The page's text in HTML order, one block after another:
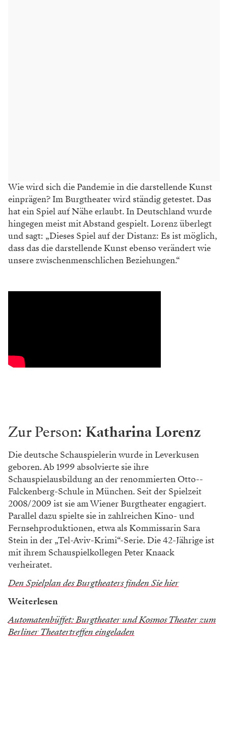
Wie wird sich die Pandemie in die darstellende Kunst
einprägen? Im Burgtheater wird ständig getestet. Das
hat ein Spiel auf Nähe erlaubt. In Deutschland wurde
hingegen meist mit Abstand gespielt. Lorenz überlegt
und sagt: „Dieses Spiel auf der Distanz: Es ist möglich,
dass das die darstellende Kunst ebenso verändert wie
unsere zwischenmenschlichen Beziehungen.“
Zur Person: Katharina Lorenz
Die deutsche Schauspielerin wurde in Leverkusen
geboren. Ab 1999 ­absolvierte sie ihre
Schauspielausbildung an der renommierten Otto-­
Falckenberg-Schule in München. Seit der Spielzeit
2008/2009 ist sie am ­Wiener Burgtheater engagiert.
Parallel dazu spielte sie in zahlreichen Kino- und
Fernsehproduktionen, etwa als Kommissarin Sara
Stein in der „Tel-Aviv-Krimi“-Serie. Die 42-Jährige ist
mit ihrem Schauspielkollegen Peter Knaack
verheiratet.
Den Spielplan des Burgtheaters finden Sie hier
Weiterlesen
Automatenbüffet: Burgtheater und Kosmos Theater zum
Berliner Theatertreffen eingeladen